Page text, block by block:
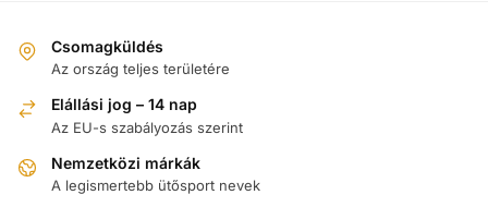
Csomagküldés
Az ország teljes területére
Elállási jog – 14 nap
Az EU-s szabályozás szerint
Nemzetközi márkák
A legismertebb ütősport nevek